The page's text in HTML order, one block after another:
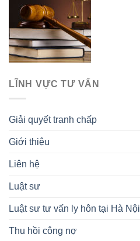
LĨNH VỰC TƯ VẤN
Giải quyết tranh chấp
Giới thiệu
Liên hệ
Luật sư
Luật sư tư vấn ly hôn tại Hà Nội
Thu hồi công nợ